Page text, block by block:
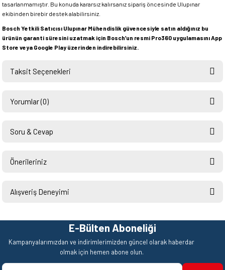
tasarlanmamıştır. Bu konuda kararsız kalırsanız sipariş öncesinde Ulupınar
ekibinden birebir destek alabilirsiniz.
Bosch Yetkili Satıcısı Ulupınar Mühendislik güvencesiyle satın aldığınız bu
ürünün garanti süresini uzatmak için Bosch’un resmi Pro360 uygulamasını App
Store veya Google Play üzerinden indirebilirsiniz.
Taksit Seçenekleri
Yorumlar (0)
Soru & Cevap
Önerileriniz
yetersiz gördüğünüz noktaları öneri formunu kullanarak tarafımıza
Ürün resmi kalitesiz, bozuk veya görüntülenemiyor.
Ürün açıklamasında eksik bilgiler bulunuyor.
Ürün bilgilerinde hatalar bulunuyor.
Alışveriş Deneyimi
Teşekkürler.
Mehmet Kendi | 18/06/2026
satışı ve alış veriş deneyimi gayet
E-Bülten Aboneliği
Kampanyalarımızdan ve indirimlerimizden güncel olarak haberdar
olmak için hemen abone olun.